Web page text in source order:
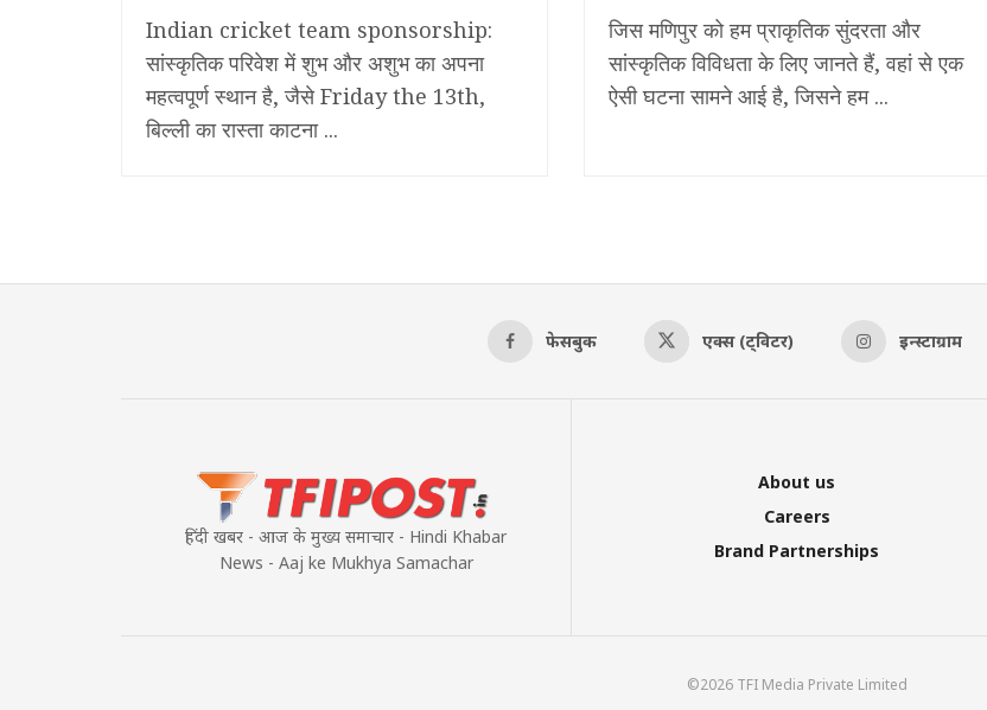
Indian cricket team sponsorship:
सांस्कृतिक परिवेश में शुभ और अशुभ का अपना
महत्वपूर्ण स्थान है, जैसे Friday the 13th,
बिल्ली का रास्ता काटना ...
जिस मणिपुर को हम प्राकृतिक सुंदरता और
सांस्कृतिक विविधता के लिए जानते हैं, वहां से एक
ऐसी घटना सामने आई है, जिसने हम ...
फेसबुक एक्स (ट्विटर) इन्स्टाग्राम
हिंदी खबर - आज के मुख्य समाचार - Hindi Khabar
News - Aaj ke Mukhya Samachar
About us
Careers
Brand Partnerships
©2026 TFI Media Private Limited